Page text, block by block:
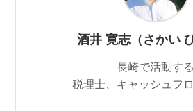
酒井 寛志（さかい
長崎で活動する
税理士、キャッシュフ